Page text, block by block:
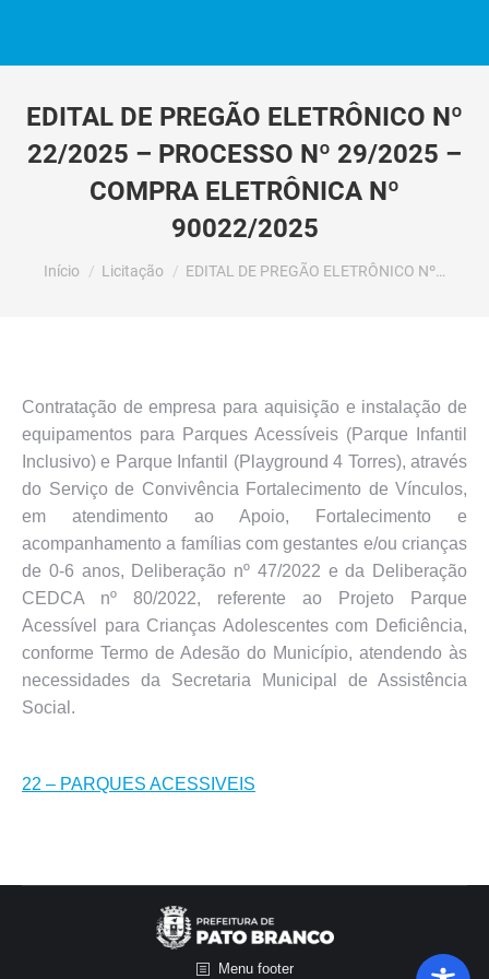
EDITAL DE PREGÃO ELETRÔNICO Nº
22/2025 – PROCESSO Nº 29/2025 –
COMPRA ELETRÔNICA Nº
90022/2025
Você está aqui:
Início Licitação EDITAL DE PREGÃO ELETRÔNICO Nº…
Contratação de empresa para aquisição e instalação de
equipamentos para Parques Acessíveis (Parque Infantil
Inclusivo) e Parque Infantil (Playground 4 Torres), através
do Serviço de Convivência Fortalecimento de Vínculos,
em atendimento ao Apoio, Fortalecimento e
acompanhamento a famílias com gestantes e/ou crianças
de 0-6 anos, Deliberação nº 47/2022 e da Deliberação
CEDCA nº 80/2022, referente ao Projeto Parque
Acessível para Crianças Adolescentes com Deficiência,
conforme Termo de Adesão do Município, atendendo às
necessidades da Secretaria Municipal de Assistência
Social.
22 – PARQUES ACESSIVEIS
Menu footer